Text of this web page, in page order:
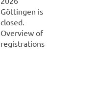
Göttingen is
closed.
Overview of
registrations